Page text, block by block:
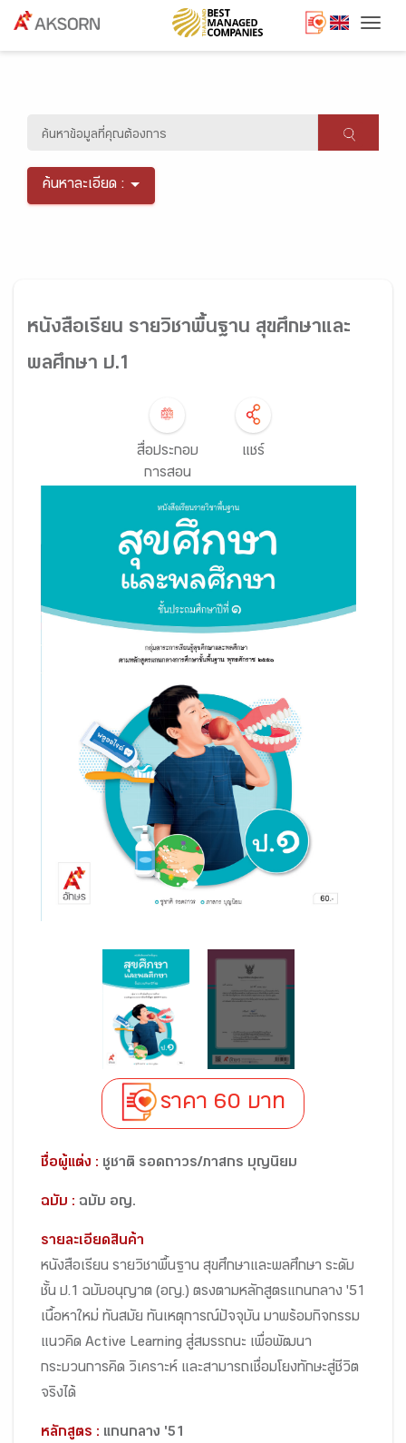
ค้นหาละเอียด :
หนังสือเรียน รายวิชาพื้นฐาน สุขศึกษาและ
พลศึกษา ป.1
สื่อประกอบ
การสอน
แชร์
ราคา 60 บาท
ชื่อผู้แต่ง : ชูชาติ รอดถาวร/ภาสกร บุญนิยม
ฉบับ : ฉบับ อญ.
รายละเอียดสินค้า
หนังสือเรียน รายวิชาพื้นฐาน สุขศึกษาและพลศึกษา ระดับ
ชั้น ป.1 ฉบับอนุญาต (อญ.) ตรงตามหลักสูตรแกนกลาง '51
เนื้อหาใหม่ ทันสมัย ทันเหตุการณ์ปัจจุบัน มาพร้อมกิจกรรม
แนวคิด Active Learning สู่สมรรถนะ เพื่อพัฒนา
กระบวนการคิด วิเคราะห์ และสามารถเชื่อมโยงทักษะสู่ชีวิต
จริงได้
หลักสูตร : แกนกลาง '51